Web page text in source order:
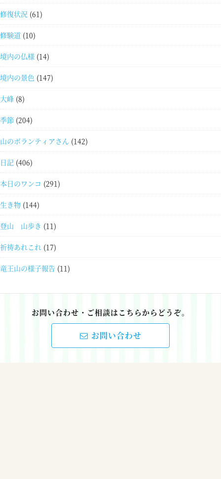
修復状況 (61)
修験道 (10)
境内の仏様 (14)
境内の景色 (147)
大峰 (8)
季節 (204)
山のボランティアさん (142)
日記 (406)
本日のワンコ (291)
生き物 (144)
登山 山歩き (11)
祈祷あれこれ (17)
竜王山の様子報告 (11)
お問い合わせ・ご相談はこちらからどうぞ。
お問い合わせ